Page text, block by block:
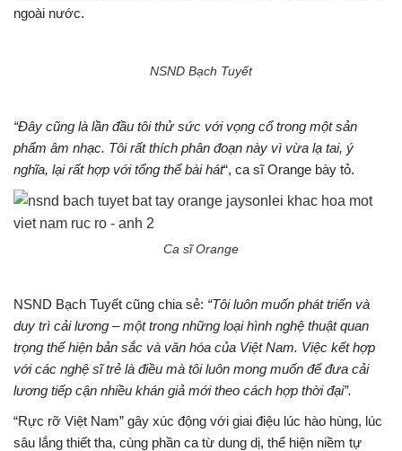
ngoài nước.
NSND Bạch Tuyết
“Đây cũng là lần đầu tôi thử sức với vọng cổ trong một sản
phẩm âm nhạc. Tôi rất thích phân đoạn này vì vừa lạ tai, ý
nghĩa, lại rất hợp với tổng thể bài hát“, ca sĩ Orange bày tỏ.
Ca sĩ Orange
NSND Bạch Tuyết cũng chia sẻ: “Tôi luôn muốn phát triển và
duy trì cải lương – một trong những loại hình nghệ thuật quan
trọng thể hiện bản sắc và văn hóa của Việt Nam. Việc kết hợp
với các nghệ sĩ trẻ là điều mà tôi luôn mong muốn để đưa cải
lương tiếp cận nhiều khán giả mới theo cách hợp thời đại”.
“Rực rỡ Việt Nam” gây xúc động với giai điệu lúc hào hùng, lúc
sâu lắng thiết tha, cùng phần ca từ dung dị, thể hiện niềm tự